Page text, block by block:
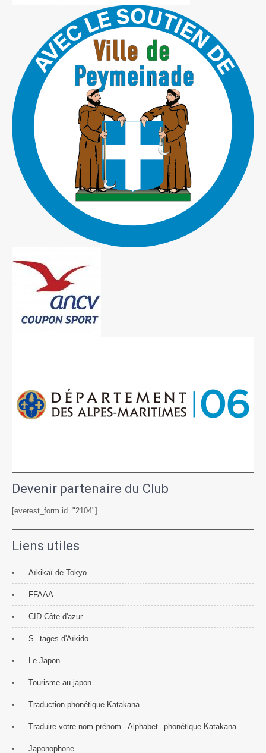
Devenir partenaire du Club
[everest_form id="2104"]
Liens utiles
Aïkikaï de Tokyo
FFAAA
CID Côte d'azur
S tages d'Aïkido
Le Japon
Tourisme au japon
Traduction phonétique Katakana
Traduire votre nom-prénom - Alphabet phonétique Katakana
Japonophone